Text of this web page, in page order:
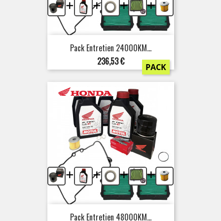
+ + + +
Pack Entretien 24000KM...
Prix
236,53 € PACK
+ + + +
Pack Entretien 48000KM...